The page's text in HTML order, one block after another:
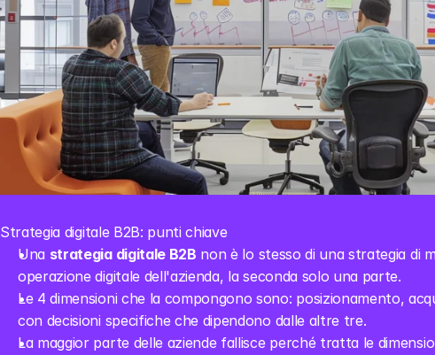
Strategia digitale B2B: punti chiave
Una strategia digitale B2B non è lo stesso di una strategia di
operazione digitale dell'azienda, la seconda solo una parte.
Le 4 dimensioni che la compongono sono: posizionamento,
con decisioni specifiche che dipendono dalle altre tre.
La maggior parte delle aziende fallisce perché tratta le